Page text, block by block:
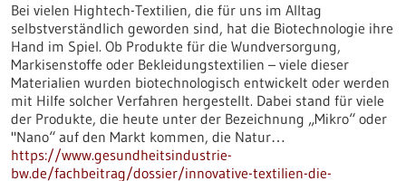
Bei vielen Hightech-Textilien, die für uns im Alltag
selbstverständlich geworden sind, hat die Biotechnologie ihre
Hand im Spiel. Ob Produkte für die Wundversorgung,
Markisenstoffe oder Bekleidungstextilien – viele dieser
Materialien wurden biotechnologisch entwickelt oder werden
mit Hilfe solcher Verfahren hergestellt. Dabei stand für viele
der Produkte, die heute unter der Bezeichnung „Mikro“ oder
"Nano“ auf den Markt kommen, die Natur…
https://www.gesundheitsindustrie-
bw.de/fachbeitrag/dossier/innovative-textilien-die-